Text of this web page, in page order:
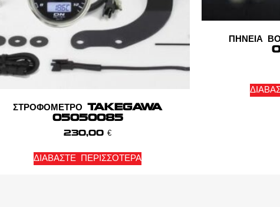
ΣΤΡΟΦΟΜΕΤΡΟ TAKEGAWA
05050085
230,00€
ΔΙΑΒΆΣΤΕ ΠΕΡΙΣΣΌΤΕΡΑ
ΠΗΝΕΙΑ